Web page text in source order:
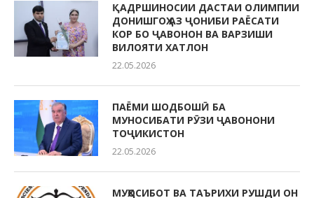
ҚАДРШИНОСИИ ДАСТАИ ОЛИМПИИ
ДОНИШГОҲ АЗ ҶОНИБИ РАЁСАТИ
КОР БО ҶАВОНОН ВА ВАРЗИШИ
ВИЛОЯТИ ХАТЛОН
22.05.2026
ПАЁМИ ШОДБОШӢ БА
МУНОСИБАТИ РӮЗИ ҶАВОНОНИ
ТОҶИКИСТОН
22.05.2026
МУҲОСИБОТ ВА ТАЪРИХИ РУШДИ ОН